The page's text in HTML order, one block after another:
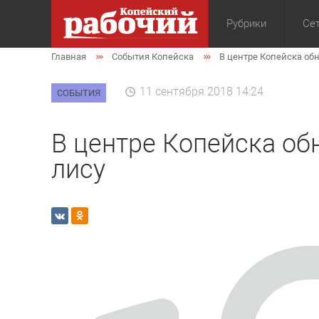
Рубрики
Общество
Главная События Копейска В центре Копейска
СОБЫТИЯ 11 сентября 2018 14:24
В центре Копейска
лису